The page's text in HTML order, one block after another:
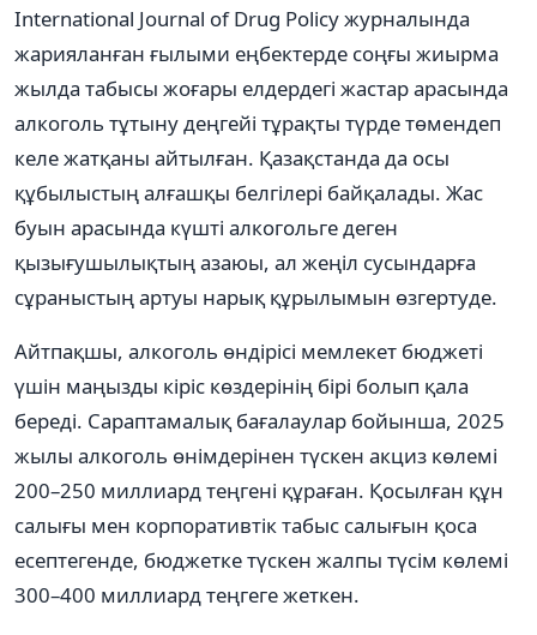
International Journal of Drug Policy журналында
жарияланған ғылыми еңбектерде соңғы жиырма
жылда табысы жоғары елдердегі жастар арасында
алкоголь тұтыну деңгейі тұрақты түрде төмендеп
келе жатқаны айтылған. Қазақстанда да осы
құбылыстың алғашқы белгілері байқалады. Жас
буын арасында күшті алкогольге деген
қызығушылықтың азаюы, ал жеңіл сусындарға
сұраныстың артуы нарық құрылымын өзгертуде.
Айтпақшы, алкоголь өндірісі мемлекет бюджеті
үшін маңызды кіріс көздерінің бірі болып қала
береді. Сараптамалық бағалаулар бойынша, 2025
жылы алкоголь өнімдерінен түскен акциз көлемі
200–250 миллиард теңгені құраған. Қосылған құн
салығы мен корпоративтік табыс салығын қоса
есептегенде, бюджетке түскен жалпы түсім көлемі
300–400 миллиард теңгеге жеткен.